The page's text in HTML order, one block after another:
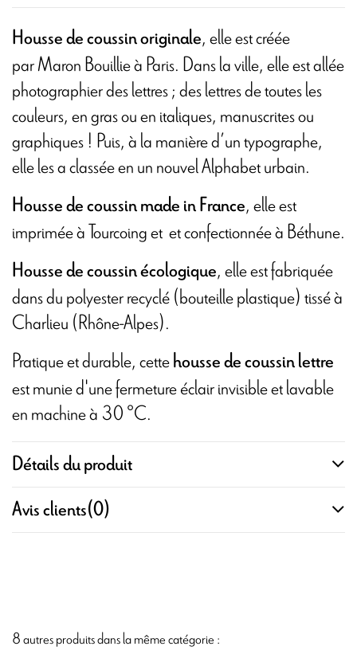
Housse de coussin originale, elle est créée
par Maron Bouillie à Paris. Dans la ville, elle est allée
photographier des lettres ; des lettres de toutes les
couleurs, en gras ou en italiques, manuscrites ou
graphiques ! Puis, à la manière d’un typographe,
elle les a classée en un nouvel Alphabet urbain.
Housse de coussin made in France, elle est
imprimée à Tourcoing et et confectionnée à Béthune.
Housse de coussin écologique, elle est fabriquée
dans du polyester recyclé (bouteille plastique) tissé à
Charlieu (Rhône-Alpes).
Pratique et durable, cettehousse de coussin lettre
est munie d'une fermeture éclair invisible et lavable
en machine à 30 °C.
Détails du produit
Avis clients(0)
8 autres produits dans la même catégorie :